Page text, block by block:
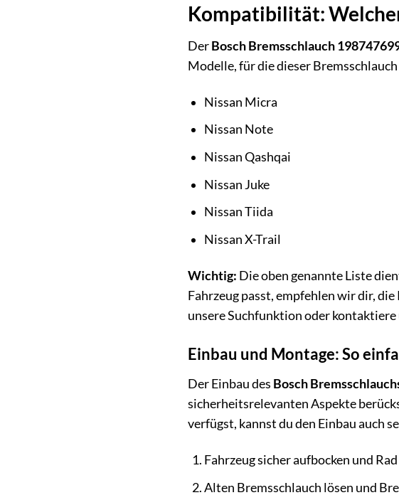
Kompatibilität:
DerBosch Bremsschlauch
Modelle, für die dieser
Nissan Micra
Nissan Note
Nissan Qashqai
Nissan Juke
Nissan Tiida
Nissan X-Trail
Wichtig: Die oben genannte Liste
Fahrzeug passt, empfehlen wir dir,
unsere Suchfunktion oder
Einbau und Montage: So
Der Einbau des Bosch
sicherheitsrelevanten Aspekte
verfügst, kannst du den Einbau auch
Fahrzeug sicher aufbocken und
Alten Bremsschlauch lösen und